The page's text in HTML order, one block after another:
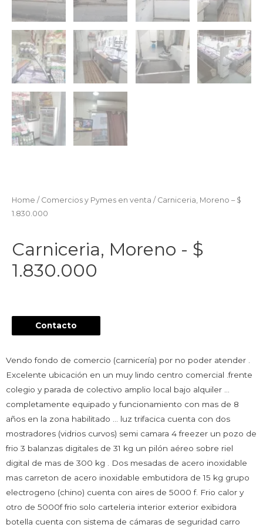
Home / Comercios y Pymes en venta / Carniceria, Moreno – $
1.830.000
Carniceria, Moreno - $
1.830.000
Contacto
Vendo fondo de comercio (carnicería) por no poder atender .
Excelente ubicación en un muy lindo centro comercial .frente
colegio y parada de colectivo amplio local bajo alquiler …
completamente equipado y funcionamiento con mas de 8
años en la zona habilitado … luz trifacica cuenta con dos
mostradores (vidrios curvos) semi camara 4 freezer un pozo de
frio 3 balanzas digitales de 31 kg un pilón aéreo sobre riel
digital de mas de 300 kg . Dos mesadas de acero inoxidable
mas carreton de acero inoxidable embutidora de 15 kg grupo
electrogeno (chino) cuenta con aires de 5000 f. Frio calor y
otro de 5000f frio solo carteleria interior exterior exibidora
botella cuenta con sistema de cámaras de seguridad carro